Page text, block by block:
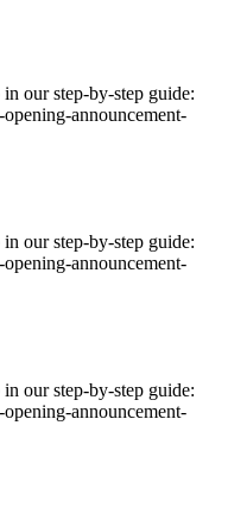
our step-by-step guide:
announcement-
our step-by-step guide:
announcement-
our step-by-step guide:
announcement-